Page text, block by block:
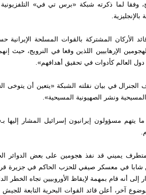
وفقا لما ذكرته شبكة «برس تي في» التلفزيونية
بالإنجليزية.
الأركان المشتركة بالقوات المسلحة الإيرانية
الإرهابيين اللذين وقعا في النرويج، حيث
العالم كأدوات في تحقيق أهدافهم».
الجنرال في بيان نقلته الشبكة «يتعين أن يتوخى
ونشر الصهيونية المسيحية».
ما يتهم مسؤولون إيرانيون إسرائيل المشار إليها
يميني قد نفذ هجومين على بعض الدوائر
شابا في معسكر صيفي للحزب الحاكم في جزيرة
إلى أنه قام بمهمة لإيقاظ الأوروبيين تجاه الخطر
آخر، أعلن قائد القوات البحرية التابعة